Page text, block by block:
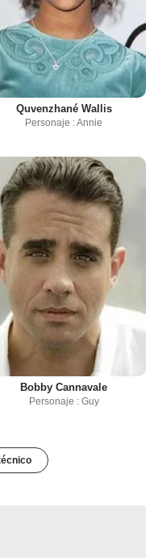
Quvenzhané Wallis
Personaje : Annie
Bobby Cannavale
Personaje : Guy